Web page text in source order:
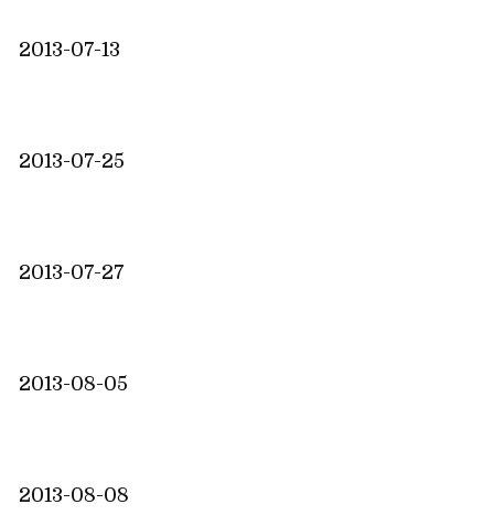
2013-07-13
2013-07-25
2013-07-27
2013-08-05
2013-08-08